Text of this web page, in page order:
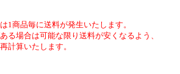
1商品毎に送料が発生いたします。
る場合は可能な限り送料が安くなるよう、
計算いたします。